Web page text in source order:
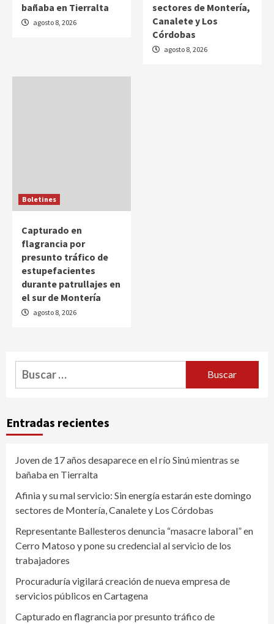
bañaba en Tierralta
agosto 8, 2026
sectores de Montería,
Canalete y Los
Córdobas
agosto 8, 2026
Boletines
Capturado en
flagrancia por
presunto tráfico de
estupefacientes
durante patrullajes en
el sur de Montería
agosto 8, 2026
Buscar:
Entradas recientes
Joven de 17 años desaparece en el río Sinú mientras se
bañaba en Tierralta
Afinia y su mal servicio: Sin energía estarán este domingo
sectores de Montería, Canalete y Los Córdobas
Representante Ballesteros denuncia “masacre laboral” en
Cerro Matoso y pone su credencial al servicio de los
trabajadores
Procuraduría vigilará creación de nueva empresa de
servicios públicos en Cartagena
Capturado en flagrancia por presunto tráfico de